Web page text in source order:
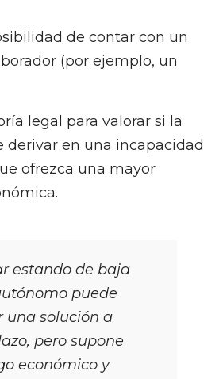
de contar con un
(por ejemplo, un
legal para valorar si la
derivar en una incapacidad
ofrezca una mayor
estando de baja
puede
una solución a
pero supone
económico y